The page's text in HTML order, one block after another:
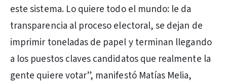
este sistema. Lo quiere todo el mundo: le da
transparencia al proceso electoral, se dejan de
imprimir toneladas de papel y terminan llegando
a los puestos claves candidatos que realmente la
gente quiere votar”, manifestó Matías Melia,